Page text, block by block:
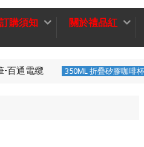
訂購須知 關於禮品紅
-百通電纜 350ML 折疊矽膠咖啡